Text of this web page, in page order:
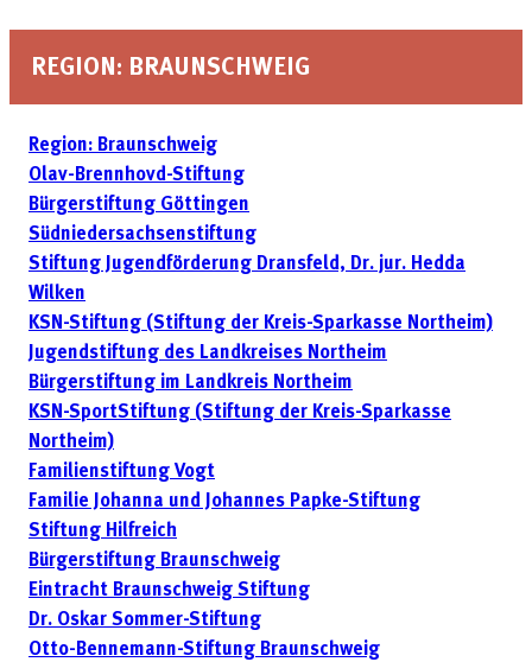
REGION: BRAUNSCHWEIG
Region: Braunschweig
Olav-Brennhovd-Stiftung
Bürgerstiftung Göttingen
Südniedersachsenstiftung
Stiftung Jugendförderung Dransfeld, Dr. jur. Hedda
Wilken
KSN-Stiftung (Stiftung der Kreis-Sparkasse Northeim)
Jugendstiftung des Landkreises Northeim
Bürgerstiftung im Landkreis Northeim
KSN-SportStiftung (Stiftung der Kreis-Sparkasse
Northeim)
Familienstiftung Vogt
Familie Johanna und Johannes Papke-Stiftung
Stiftung Hilfreich
Bürgerstiftung Braunschweig
Eintracht Braunschweig Stiftung
Dr. Oskar Sommer-Stiftung
Otto-Bennemann-Stiftung Braunschweig